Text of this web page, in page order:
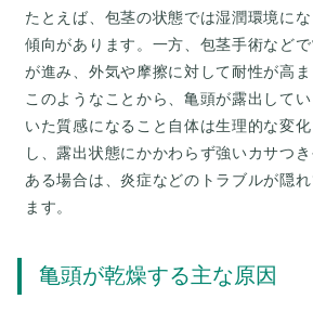
たとえば、包茎の状態では湿潤環境に
傾向があります。一方、包茎手術など
が進み、外気や摩擦に対して耐性が高ま
このようなことから、亀頭が露出して
いた質感になること自体は生理的な変
し、露出状態にかかわらず強いカサつ
ある場合は、炎症などのトラブルが隠
亀頭が乾燥する主な原因